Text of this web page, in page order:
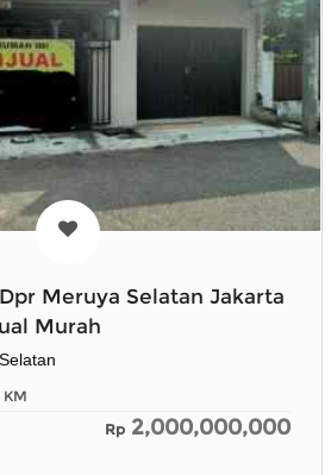
Meruya Selatan Jakarta
Murah
KM
Rp 2,000,000,000